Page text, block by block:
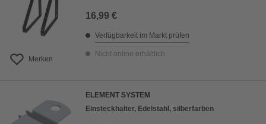
Merken
16,99 €
Verfügbarkeit im Markt prüfen
Nicht online erhältlich
ELEMENT SYSTEM
Einsteckhalter, Edelstahl, silberfarben